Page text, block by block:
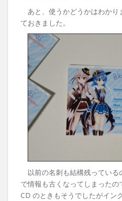
あと、使うかどうかはわか
ておきました。
以前の名刺も結構残ってい
で情報も古くなってしまったの
CD のときもそうでしたがイン